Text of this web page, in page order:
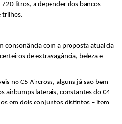
litros, a depender dos bancos
trilhos.
consonância com a proposta atual da
de extravagância, beleza e
no C5 Aircross, alguns já são bem
airbumps laterais, constantes do C4
em dois conjuntos distintos – item